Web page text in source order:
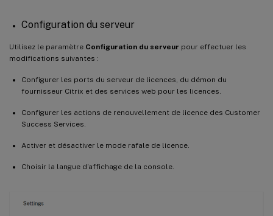
Configuration du serveur
Utilisez le paramètre Configuration du serveur pour effectuer les
modifications suivantes :
Configurer les ports du serveur de licences, du démon du
fournisseur Citrix et des services web pour les licences.
Configurer les actions de renouvellement de licence des Customer
Success Services.
Activer et désactiver le mode rafale de licence.
Choisir la langue d’affichage de la console.